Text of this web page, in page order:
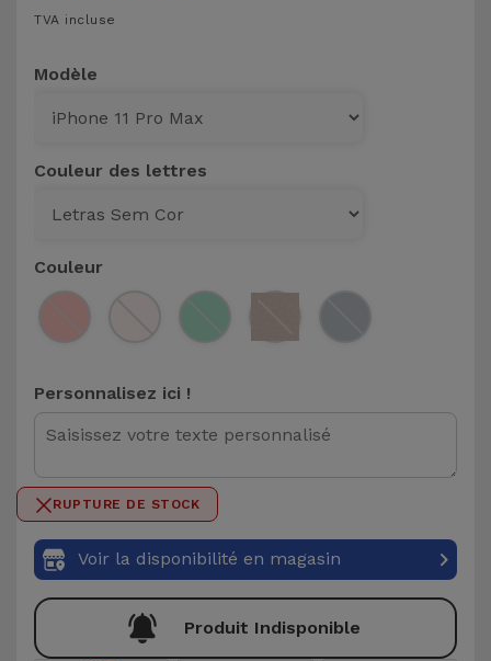
Marques
tout
et
Chaînes
Téléphone
Gadgets
et
Maison
Portefeuilles,
Étuis et Sacs
Traceurs et
Accessoires
Mobilité,
Auto et
TVA incluse
Modèle
Couleur des lettres
Couleur
Personnalisez ici !
0 / 50RUPTURE DE STOCK
Voir la disponibilité en magasin
Produit Indisponible